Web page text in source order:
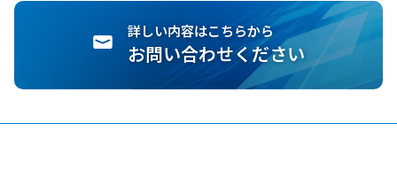
詳しい内容はこちらから
お問い合わせください